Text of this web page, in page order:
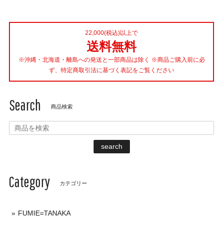
22,000(税込)以上で
送料無料
※沖縄・北海道・離島への発送と一部商品は除く ※商品ご購入前に必
ず、特定商取引法に基づく表記をご覧ください
Search 商品検索
search
Category カテゴリー
FUMIE=TANAKA